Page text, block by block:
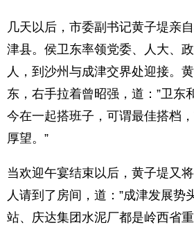
几天以后，市委副书记黄子堤亲
津县。侯卫东率领党委、人大、
人，到沙州与成津交界处迎接。
东，右手拉着曾昭强，道：”卫东
今在一起搭班子，可谓最佳搭档
厚望。”
当欢迎午宴结束以后，黄子堤又
人请到了房间，道：”成津发展势
站、庆达集团水泥厂都是岭西省